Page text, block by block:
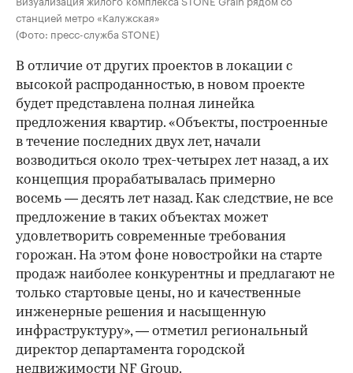
станцией метро «Калужская»
(Фото: пресс-служба STONE)
В отличие от других проектов в локации с
высокой распроданностью, в новом проекте
будет представлена полная линейка
предложения квартир. «Объекты, построенные
в течение последних двух лет, начали
возводиться около трех-четырех лет назад, а их
концепция прорабатывалась примерно
восемь — десять лет назад. Как следствие, не все
предложение в таких объектах может
удовлетворить современные требования
горожан. На этом фоне новостройки на старте
продаж наиболее конкурентны и предлагают не
только стартовые цены, но и качественные
инженерные решения и насыщенную
инфраструктуру», — отметил региональный
директор департамента городской
недвижимости NF Group.